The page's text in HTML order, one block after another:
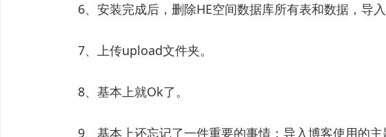
6、安装完成后，删除HE空间数据库所有表和数据，导
7、上传upload文件夹。
8、基本上就Ok了。
9、基本上还忘记了一件重要的事情：导入博客使用的